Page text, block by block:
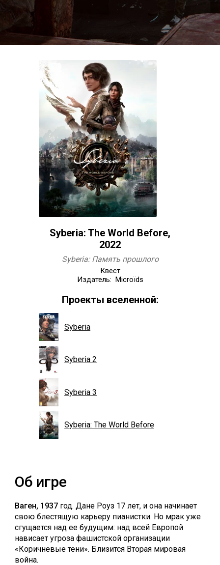
Syberia: The World Before,
2022
Syberia: Память прошлого
Квест
Издатель: Microïds
Проекты вселенной:
Syberia
Syberia 2
Syberia 3
Syberia: The World Before
Об игре
Ваген, 1937 год. Дане Роуз 17 лет, и она начинает
свою блестящую карьеру пианистки. Но мрак уже
сгущается над ее будущим: над всей Европой
нависает угроза фашистской организации
«Коричневые тени». Близится Вторая мировая
война.